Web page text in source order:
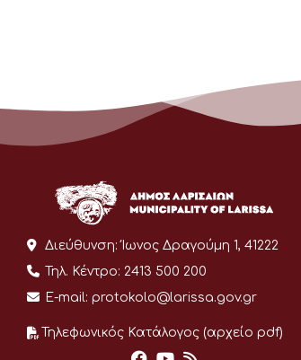
Διεύθυνση: Ίωνος Δραγούμη 1, 41222
Τηλ. Κέντρο: 2413 500 200
E-mail: protokolo@larissa.gov.gr
Τηλεφωνικός Κατάλογος (αρχείο pdf)